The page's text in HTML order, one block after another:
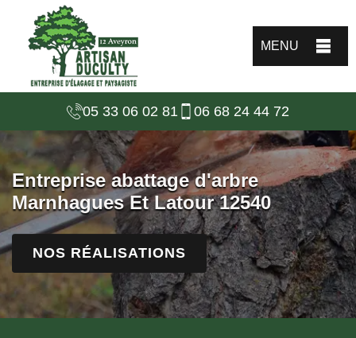
MENU
05 33 06 02 81 06 68 24 44 72
Entreprise abattage d'arbre
Marnhagues Et Latour 12540
NOS RÉALISATIONS